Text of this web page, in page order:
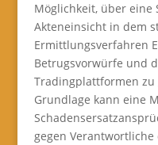
Möglichkeit, über eine
Akteneinsicht in dem
Ermittlungsverfahren
Betrugsvorwürfe und
Tradingplattformen
Grundlage kann eine
gegen